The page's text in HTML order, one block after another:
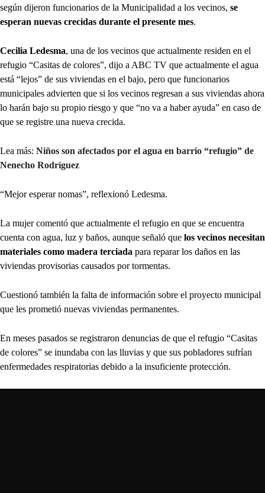
según dijeron funcionarios de la Municipalidad a los vecinos, se
esperan nuevas crecidas durante el presente mes.
Cecilia Ledesma, una de los vecinos que actualmente residen en el
refugio “Casitas de colores”, dijo a ABC TV que actualmente el agua
está “lejos” de sus viviendas en el bajo, pero que funcionarios
municipales advierten que si los vecinos regresan a sus viviendas ahora
lo harán bajo su propio riesgo y que “no va a haber ayuda” en caso de
que se registre una nueva crecida.
Lea más: Niños son afectados por el agua en barrio “refugio” de
Nenecho Rodríguez
“Mejor esperar nomas”, reflexionó Ledesma.
La mujer comentó que actualmente el refugio en que se encuentra
cuenta con agua, luz y baños, aunque señaló que los vecinos necesitan
materiales como madera terciada para reparar los daños en las
viviendas provisorias causados por tormentas.
Cuestionó también la falta de información sobre el proyecto municipal
que les prometió nuevas viviendas permanentes.
En meses pasados se registraron denuncias de que el refugio “Casitas
de colores” se inundaba con las lluvias y que sus pobladores sufrían
enfermedades respiratorias debido a la insuficiente protección.